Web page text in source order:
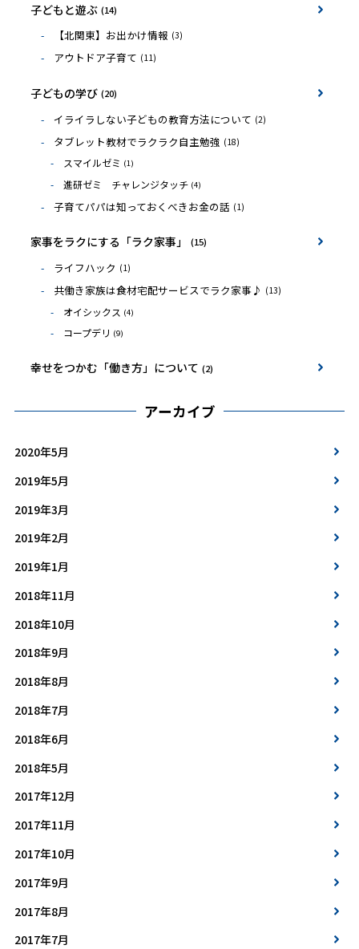
子どもと遊ぶ (14)
【北関東】お出かけ情報 (3)
アウトドア子育て (11)
子どもの学び (20)
イライラしない子どもの教育方法について (2)
タブレット教材でラクラク自主勉強 (18)
スマイルゼミ (1)
進研ゼミ チャレンジタッチ (4)
子育てパパは知っておくべきお金の話 (1)
家事をラクにする「ラク家事」 (15)
ライフハック (1)
共働き家族は食材宅配サービスでラク家事♪ (13)
オイシックス (4)
コープデリ (9)
幸せをつかむ「働き方」について (2)
アーカイブ
2020年5月
2019年5月
2019年3月
2019年2月
2019年1月
2018年11月
2018年10月
2018年9月
2018年8月
2018年7月
2018年6月
2018年5月
2017年12月
2017年11月
2017年10月
2017年9月
2017年8月
2017年7月